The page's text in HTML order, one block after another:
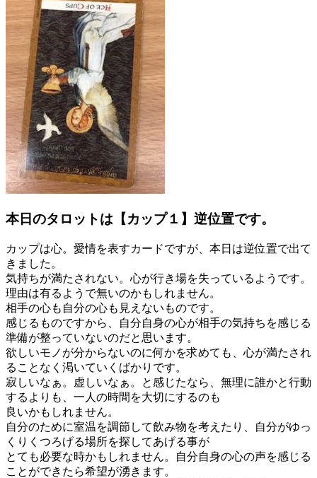
本日のタロットは【カップ１】逆位置です。
カップは心。愛情を表すカードですが、本日は逆位置で出て
きました。
気持ちが満たされない。心が行き場を失っているようです。
理由は有るようで無いのかもしれません。
相手の心も自分の心も見えないものです。
感じるものですから、自分自身の心が相手の気持ちを感じる
準備が整っていないのだと思います。
欲しいモノが分からないのに何かを求めても、心が満たされ
ることなく渇いていくばかりです。
寂しいなぁ。虚しいなぁ。と感じたなら、無理に誰かと行動
するよりも、一人の時間を大切にするのも
良いかもしれません。
自分のために室温を調節して飲み物を考えたり、自分がゆっ
くりくつろげる場所を探してあげる事が
とても必要な時かもしれません。自分自身の心の声を感じる
ことができたら希望が湧きます。